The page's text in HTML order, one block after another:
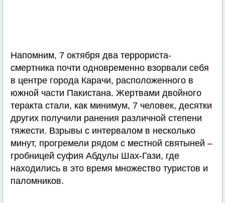
Напомним, 7 октября два террориста-
смертника почти одновременно взорвали себя
в центре города Карачи, расположенного в
южной части Пакистана. Жертвами двойного
теракта стали, как минимум, 7 человек, десятки
других получили ранения различной степени
тяжести. Взрывы с интервалом в несколько
минут, прогремели рядом с местной святыней –
гробницей суфия Абдулы Шах-Гази, где
находились в это время множество туристов и
паломников.